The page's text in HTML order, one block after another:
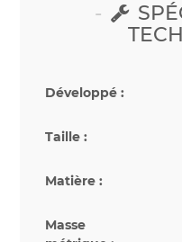
Développé :
Taille :
Matière :
Masse